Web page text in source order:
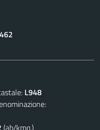
L948
(ab/kmq.)